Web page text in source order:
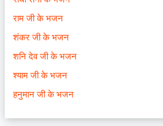
राम जी के भजन
शंकर जी के भजन
शनि देव जी के भजन
श्याम जी के भजन
हनुमान जी के भजन